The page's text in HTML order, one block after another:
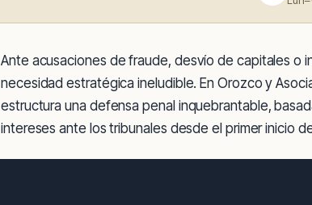
Ante acusaciones de fraude, desvío de capitales o
necesidad estratégica ineludible. En Orozco y
estructura una defensa penal inquebrantable,
intereses ante los tribunales desde el primer inicio